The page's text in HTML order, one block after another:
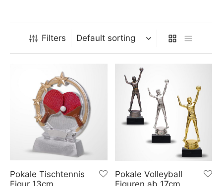
Filters
Pokale Tischtennis
Figur 13cm
Pokale Volleyball
Figuren ab 17cm